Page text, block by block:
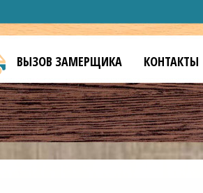
ВЫЗОВ ЗАМЕРЩИКА КОНТАКТЫ